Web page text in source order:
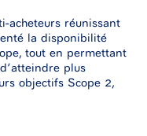
acheteurs réunissant
la disponibilité
tout en permettant
plus
objectifs Scope 2,